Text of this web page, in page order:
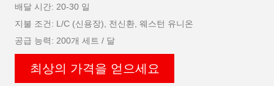
배달 시간: 20-30 일
지불 조건: L/C (신용장), 전신환, 웨스턴 유니온
공급 능력: 200개 세트 / 달
최상의 가격을 얻으세요